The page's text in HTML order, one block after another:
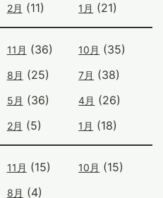
2月 (11) 1月 (21)
11月 (36) 10月 (35)
8月 (25) 7月 (38)
5月 (36) 4月 (26)
2月 (5) 1月 (18)
11月 (15) 10月 (15)
8月 (4)